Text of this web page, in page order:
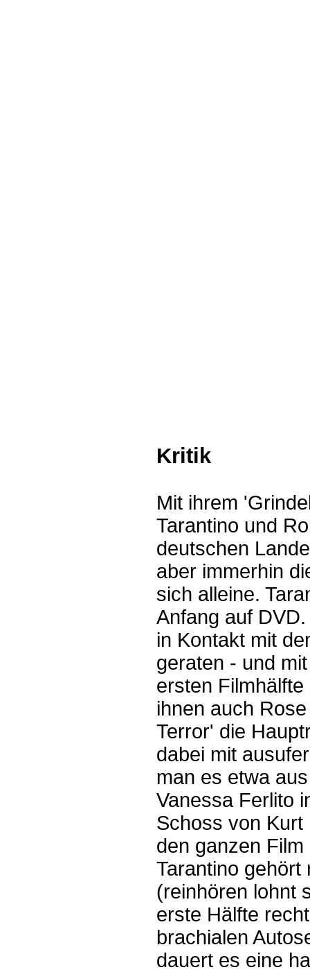
Kritik
Mit ihrem
Tarantino und
deutschen
aber immerhin
sich alleine.
Anfang auf
in Kontakt mit
geraten - und
ersten
ihnen auch
Terror' die
dabei mit
man es etwa
Vanessa Ferlito
Schoss von
den ganzen
Tarantino gehört
(reinhören lohnt
erste Hälfte
brachialen
dauert es eine